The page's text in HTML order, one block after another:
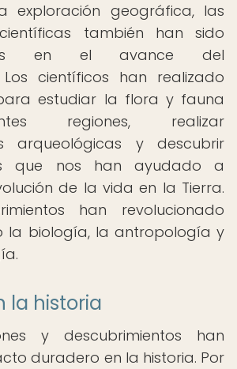
exploración geográfica, las
también han sido
en el avance del
Los científicos han realizado
estudiar la flora y fauna
regiones, realizar
arqueológicas y descubrir
que nos han ayudado a
de la vida en la Tierra.
han revolucionado
la biología, la antropología y
la historia
y descubrimientos han
duradero en la historia. Por